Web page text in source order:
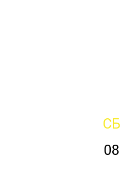
СБ
08